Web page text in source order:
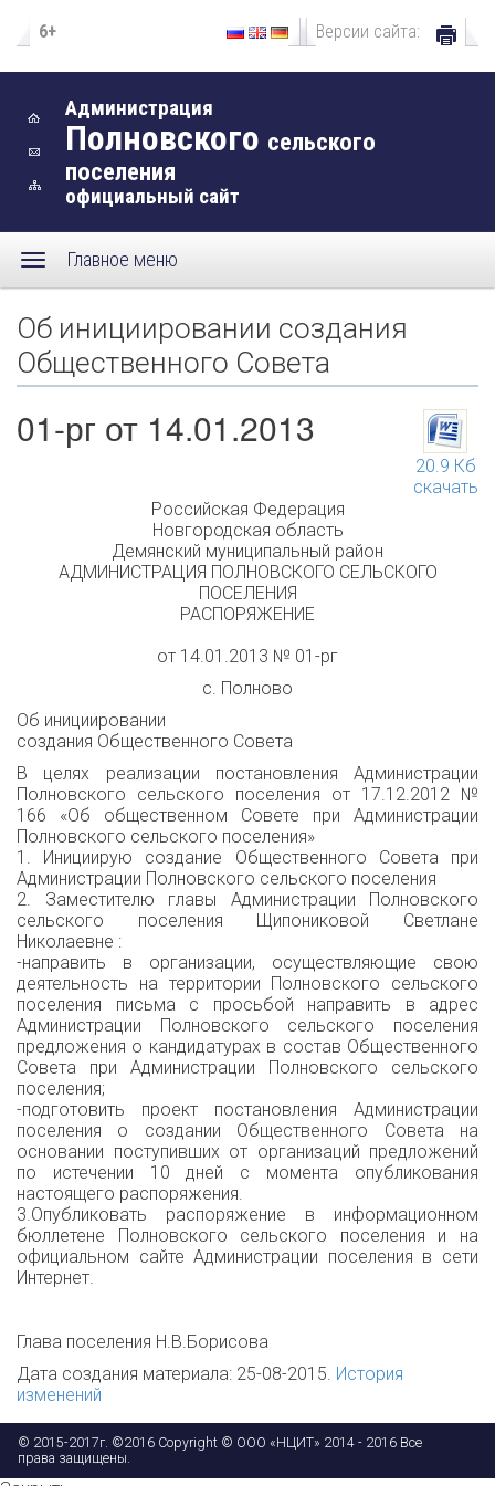
6+ Версии сайта:
Администрация
Полновского сельского
поселения
официальный сайт
Главное меню
Об инициировании создания
Общественного Совета
20.9 Кб
скачать
01-рг от 14.01.2013
Российская Федерация
Новгородская область
Демянский муниципальный район
АДМИНИСТРАЦИЯ ПОЛНОВСКОГО СЕЛЬСКОГО
ПОСЕЛЕНИЯ
РАСПОРЯЖЕНИЕ
от 14.01.2013 № 01-рг
с. Полново
Об инициировании
создания Общественного Совета
В целях реализации постановления Администрации
Полновского сельского поселения от 17.12.2012 №
166 «Об общественном Совете при Администрации
Полновского сельского поселения»
1. Инициирую создание Общественного Совета при
Администрации Полновского сельского поселения
2. Заместителю главы Администрации Полновского
сельского поселения Щипониковой Светлане
Николаевне :
-направить в организации, осуществляющие свою
деятельность на территории Полновского сельского
поселения письма с просьбой направить в адрес
Администрации Полновского сельского поселения
предложения о кандидатурах в состав Общественного
Совета при Администрации Полновского сельского
поселения;
-подготовить проект постановления Администрации
поселения о создании Общественного Совета на
основании поступивших от организаций предложений
по истечении 10 дней с момента опубликования
настоящего распоряжения.
3.Опубликовать распоряжение в информационном
бюллетене Полновского сельского поселения и на
официальном сайте Администрации поселения в сети
Интернет.
Глава поселения Н.В.Борисова
Дата создания материала: 25-08-2015. История
изменений
© 2015-2017г. ©2016 Copyright © ООО «НЦИТ» 2014 - 2016 Все
права защищены.